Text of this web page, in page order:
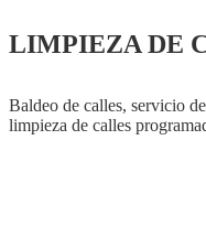
LIMPIEZA DE
Baldeo de calles, servicio
limpieza de calles